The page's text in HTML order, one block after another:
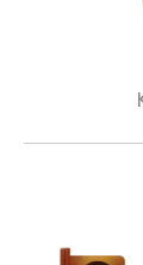
Zlín